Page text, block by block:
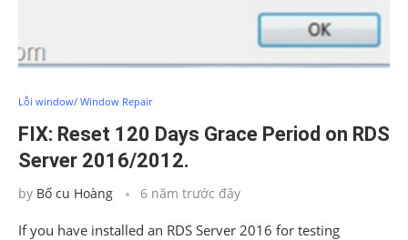
Lỗi window/ Window Repair
FIX: Reset 120 Days Grace Period on RDS
Server 2016/2012.
by Bố cu Hoàng 6 năm trước đây
If you have installed an RDS Server 2016 for testing